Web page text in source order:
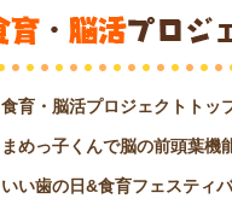
食育・脳活プロジェクトトッ
まめっ子くんで脳の前頭葉機
いい歯の日&食育フェスティ